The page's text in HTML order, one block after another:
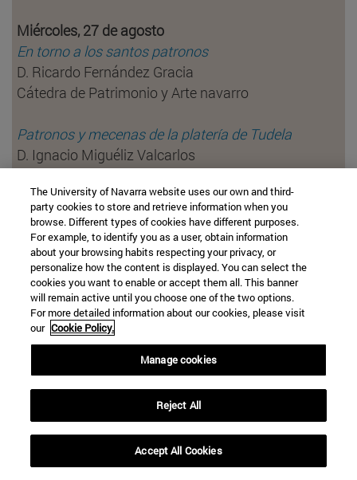
Miércoles, 27 de agosto
En torno a los santos patronos
D. Ricardo Fernández Gracia
Cátedra de Patrimonio y Arte navarro
Patronos y mecenas de la platería de Tudela
D. Ignacio Miguéliz Valcarlos
Patronos y patronatos en la Colegial(visita
guidada)
Dña. María Josefa Tarifa Castilla. Universidad de
Zaragoza
Jueves, 28 de agosto
Urbanismo y arquitectura civil
D. Carlos Carrasco Navarro. Doctor en Historia del
Los prohombres de la Ilustración
D. Pablo Guijarro Salvador. Cátedra de Patrimonio y
Arte navarro
The University of Navarra website uses our own and third-
party cookies to store and retrieve information when you
browse. Different types of cookies have different purposes.
For example, to identify you as a user, obtain information
about your browsing habits respecting your privacy, or
personalize how the content is displayed. You can select the
cookies you want to enable or accept them all. This banner
will remain active until you choose one of the two options.
For more detailed information about our cookies, please visit
our Cookie Policy.
Manage cookies
Reject All
Accept All Cookies